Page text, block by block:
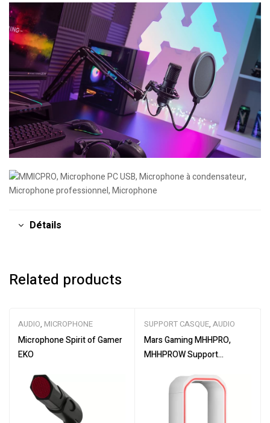
Détails
Related products
AUDIO, MICROPHONE
Microphone Spirit of Gamer
EKO
SUPPORT CASQUE, AUDIO
Mars Gaming MHHPRO,
MHHPROW Support
2xUSB et Souris Bungee,